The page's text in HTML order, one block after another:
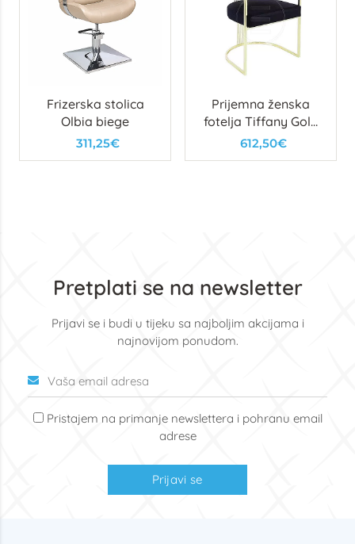
Frizerska stolica
Olbia biege
311,25€
Prijemna ženska
fotelja Tiffany Gold
Berjer
612,50€
Pretplati se na newsletter
Prijavi se i budi u tijeku sa najboljim akcijama i
najnovijom ponudom.
Pristajem na primanje newslettera i pohranu email
adrese
Prijavi se